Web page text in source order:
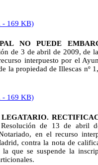
- 169 KB)
NO PUEDE
de 3 de abril de 2009, de
interpuesto por el
la propiedad de Illescas nº
- 169 KB)
Resolución de 13 de abril
en el recurso
contra la nota de
que se suspende la